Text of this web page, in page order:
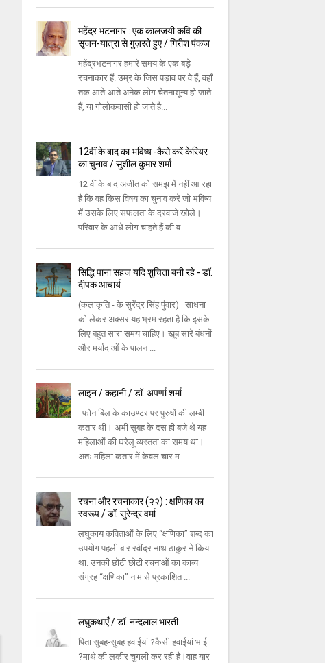
महेंद्र भटनागर : एक कालजयी कवि की
सृजन-यात्रा से गुज़रते हुए / गिरीश पंकज
महेंद्रभटनागर हमारे समय के एक बड़े
रचनाकार हैं. उम्र के जिस पड़ाव पर वे हैं, वहाँ
तक आते-आते अनेक लोग चेतनाशून्य हो जाते
हैं, या गोलोकवासी हो जाते है...
12वीं के बाद का भविष्य -कैसे करें केरियर
का चुनाव / सुशील कुमार शर्मा
12 वीं के बाद अजीत को समझ में नहीं आ रहा
है कि वह किस विषय का चुनाव करे जो भविष्य
में उसके लिए सफलता के दरवाजे खोले।
परिवार के आधे लोग चाहते हैं की व...
सिद्धि पाना सहज यदि शुचिता बनी रहे - डॉ.
दीपक आचार्य
(कलाकृति - के सुरेंद्र सिंह पुंवार) साधना
को लेकर अक्सर यह भ्रम रहता है कि इसके
लिए बहुत सारा समय चाहिए। खूब सारे बंधनों
और मर्यादाओं के पालन ...
लाइन / कहानी / डॉ. अपर्णा शर्मा
फोन बिल के काउण्टर पर पुरुषों की लम्बी
कतार थी। अभी सुबह के दस ही बजे थे यह
महिलाओं की घरेलू व्यस्तता का समय था।
अतः महिला कतार में केवल चार म...
रचना और रचनाकार (२२) : क्षणिका का
स्वरूप / डॉ. सुरेन्द्र वर्मा
लघुकाय कविताओं के लिए “क्षणिका” शब्द का
उपयोग पहली बार रवींद्र नाथ ठाकुर ने किया
था. उनकी छोटी छोटी रचनाओं का काव्य
संग्रह “क्षणिका” नाम से प्रकाशित ...
लघुकथाएँ / डॉ. नन्दलाल भारती
पिता सुबह-सुबह हवाईयां ?कैसी हवाईयां भाई
?माथे की लकीर चुगली कर रही है।वाह यार